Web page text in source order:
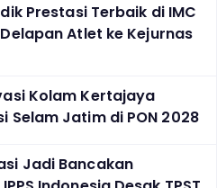
Prestasi Terbaik di IMC
Atlet ke Kejurnas
Kolam Kertajaya
Selam Jatim di PON 2028
Jadi Bancakan